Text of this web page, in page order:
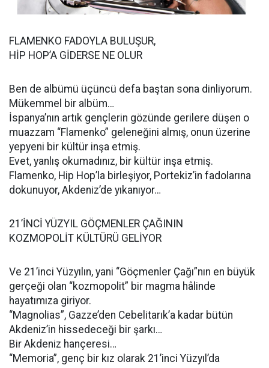
FLAMENKO FADOYLA BULUŞUR,
HİP HOP’A GİDERSE NE OLUR
Ben de albümü üçüncü defa baştan sona dinliyorum.
Mükemmel bir albüm…
İspanya’nın artık gençlerin gözünde gerilere düşen o
muazzam “Flamenko” geleneğini almış, onun üzerine
yepyeni bir kültür inşa etmiş.
Evet, yanlış okumadınız, bir kültür inşa etmiş.
Flamenko, Hip Hop’la birleşiyor, Portekiz’in fadolarına
dokunuyor, Akdeniz’de yıkanıyor…
21’İNCİ YÜZYIL GÖÇMENLER ÇAĞININ
KOZMOPOLİT KÜLTÜRÜ GELİYOR
Ve 21’inci Yüzyılın, yani “Göçmenler Çağı”nın en büyük
gerçeği olan “kozmopolit” bir magma hâlinde
hayatımıza giriyor.
“Magnolias”, Gazze’den Cebelitarık’a kadar bütün
Akdeniz’in hissedeceği bir şarkı…
Bir Akdeniz hançeresi…
“Memoria”, genç bir kız olarak 21’inci Yüzyıl’da